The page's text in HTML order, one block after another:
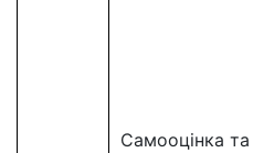
Самооцінка та